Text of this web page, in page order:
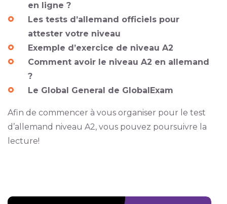
en ligne ?
Les tests d’allemand officiels pour
attester votre niveau
Exemple d’exercice de niveau A2
Comment avoir le niveau A2 en allemand
?
Le Global General de GlobalExam
Afin de commencer à vous organiser pour le test
d’allemand niveau A2, vous pouvez poursuivre la
lecture!